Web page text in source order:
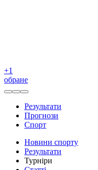
+1
обране
Результати
Прогнози
Спорт
Новини спорту
Результати
Турніри